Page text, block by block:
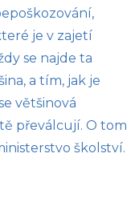
je v zajetí
se najde ta
a tím, jak je
většinová
převálcují. O tom
školství.